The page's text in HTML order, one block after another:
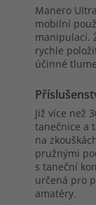
Manero
mobilní
manipulací.
rychle
účinné
Již více než
tanečnice a
na
pružnými
s taneční
určená pro
amatéry.